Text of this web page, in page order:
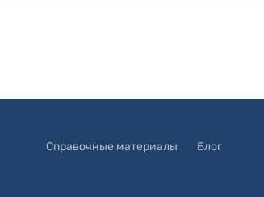
Справочные материалы Блог